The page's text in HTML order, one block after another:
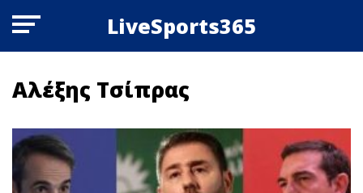
LiveSports365
Αλέξης Τσίπρας